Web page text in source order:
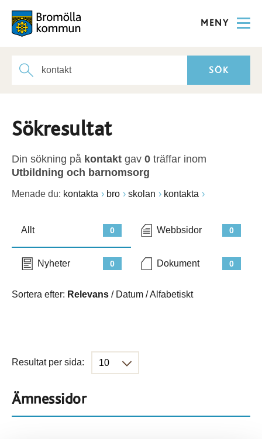
MENY
Sökresultat
Din sökning på kontakt gav 0 träffar inom
Utbildning och barnomsorg
Menade du: kontakta bro skolan kontakta
0
Allt 0
Webbsidor
0
Nyheter 0
Dokument
Sortera efter: Relevans / Datum /Alfabetiskt
Resultat per sida:
Ämnessidor